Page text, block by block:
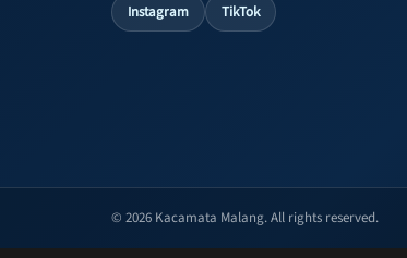
Instagram TikTok
© 2026 Kacamata Malang. All rights reserved.